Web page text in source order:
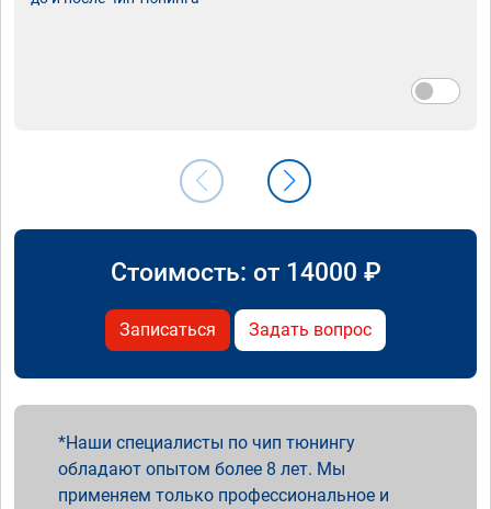
Стоимость: от 14000 ₽
Записаться Задать вопрос
Наши специалисты по чип тюнингу
обладают опытом более 8 лет. Мы
применяем только профессиональное и